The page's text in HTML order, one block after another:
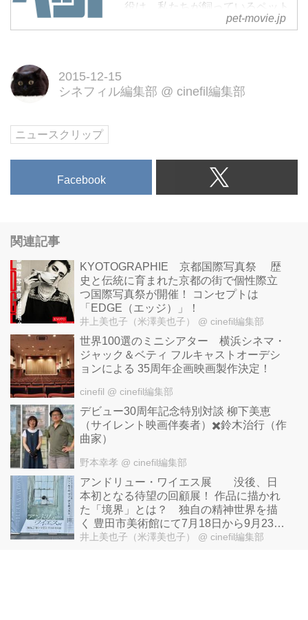
役は、私たちが飼っているペット
たち。人間が留守にしている時
ツ”の日常を描く―！
pet-movie.jp
2015-12-15
シネフィル編集部 @ cinefil編集部
ニュースクリップ
Facebook
関連記事
KYOTOGRAPHIE 京都国際写真祭 歴
史と伝統に育まれた京都の街で個性際立
つ国際写真祭が開催！ コンセプトは
「EDGE（エッジ）」！
井上美也子（米澤美也子） @ cinefil編集部
世界100選のミニシアター 横浜シネマ・
ジャック＆ベティ フルキャストオーデシ
ョンによる 35周年企画映画製作決定！
cinefil @ cinefil編集部
デビュー30周年記念特別対談 柳下美恵
（サイレント映画伴奏者）✖️鈴木治行（作
曲家）
野本幸孝 @ cinefil編集部
アンドリュー・ワイエス展 没後、日
本初となる待望の回顧展！ 作品に描かれ
た「境界」とは？ 独自の精神世界を描
く 豊田市美術館にて7月18日から9月23日
まで開催！
井上美也子（米澤美也子） @ cinefil編集部